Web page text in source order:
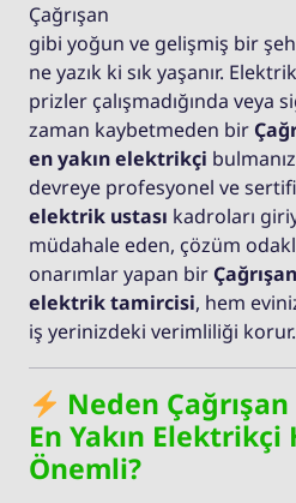
Çağrışan
gibi yoğun ve gelişmiş bir
ne yazık ki sık yaşanır.
prizler çalışmadığında veya
zaman kaybetmeden bir
en yakın elektrikçi
devreye profesyonel ve
elektrik ustası kadroları
müdahale eden, çözüm odaklı
onarımlar yapan bir Çağrışan
elektrik tamircisi, hem
iş yerinizdeki verimliliği korur.
Neden Çağrışan
En Yakın
Önemli?